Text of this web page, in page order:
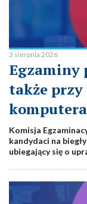
3 sierpnia 2026
Egzaminy
także przy
komputera
Komisja
kandydaci na
ubiegający się o
egzaminy przy
Forma pisemna